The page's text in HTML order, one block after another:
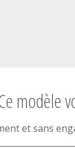
modèle
et sans